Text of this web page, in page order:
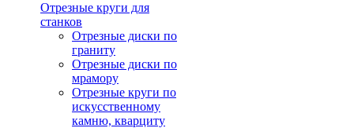
Отрезные круги для
станков
Отрезные диски по
граниту
Отрезные диски по
мрамору
Отрезные круги по
искусственному
камню, кварциту